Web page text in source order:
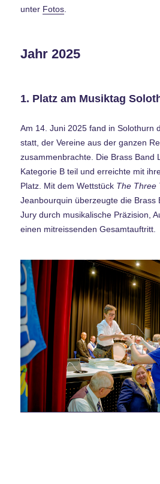
unter Fotos
Jahr 2025
1. Platz am Musiktag
Am 14. Juni 2025 fand in Solothurn
statt, der Vereine aus der ganzen
zusammenbrachte. Die Brass Band
Kategorie B teil und erreichte mit
Platz. Mit dem Wettstück The Three
Jeanbourquin überzeugte die Brass
Jury durch musikalische Präzision,
einen mitreissenden Gesamtauftritt.